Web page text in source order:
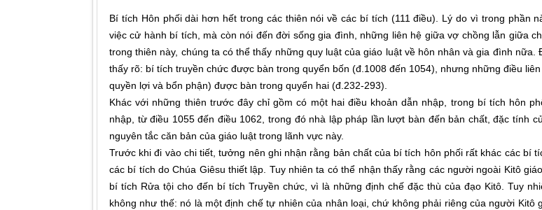
Bí tích Hôn phối dài hơn hết trong các thiên nói về các bí tích (111 điều). Lý do vì trong phần
việc cử hành bí tích, mà còn nói đến đời sống gia đình, những liên hệ giữa vợ chồng lẫn giữa
trong thiên này, chúng ta có thể thấy những quy luật của giáo luật về hôn nhân và gia đình
thấy rõ: bí tích truyền chức được bàn trong quyển bốn (đ.1008 đến 1054), nhưng những điều
quyền lợi và bổn phận) được bàn trong quyển hai (đ.232-293).
Khác với những thiên trước đây chỉ gồm có một hai điều khoản dẫn nhập, trong bí tích hôn
nhập, từ điều 1055 đến điều 1062, trong đó nhà lập pháp lần lượt bàn đến bản chất, đặc tính
nguyên tắc căn bản của giáo luật trong lãnh vực này.
Trước khi đi vào chi tiết, tưởng nên ghi nhận rằng bản chất của bí tích hôn phối rất khác các bí
các bí tích do Chúa Giêsu thiết lập. Tuy nhiên ta có thể nhận thấy rằng các người ngoài Kitô
bí tích Rửa tội cho đến bí tích Truyền chức, vì là những định chế đặc thù của đạo Kitô. Tuy
không như thế: nó là một định chế tự nhiên của nhân loại, chứ không phải riêng của người Kitô